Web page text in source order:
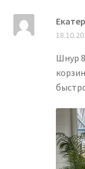
Шнур